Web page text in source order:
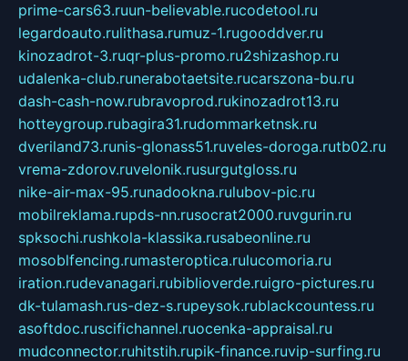
prime-cars63.ruun-believable.rucodetool.ru
legardoauto.rulithasa.rumuz-1.rugooddver.ru
kinozadrot-3.ruqr-plus-promo.ru2shizashop.ru
udalenka-club.runerabotaetsite.rucarszona-bu.ru
dash-cash-now.rubravoprod.rukinozadrot13.ru
hotteygroup.rubagira31.rudommarketnsk.ru
dveriland73.runis-glonass51.ruveles-doroga.rutb02.ru
vrema-zdorov.ruvelonik.rusurgutgloss.ru
nike-air-max-95.runadookna.rulubov-pic.ru
mobilreklama.rupds-nn.rusocrat2000.ruvgurin.ru
spksochi.rushkola-klassika.rusabeonline.ru
mosoblfencing.rumasteroptica.rulucomoria.ru
iration.rudevanagari.rubiblioverde.ruigro-pictures.ru
dk-tulamash.rus-dez-s.rupeysok.rublackcountess.ru
asoftdoc.ruscifichannel.ruocenka-appraisal.ru
mudconnector.ruhitstih.rupik-finance.ruvip-surfing.ru